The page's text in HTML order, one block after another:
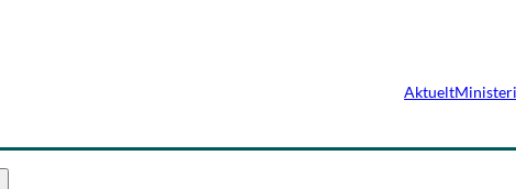
Aktuelt